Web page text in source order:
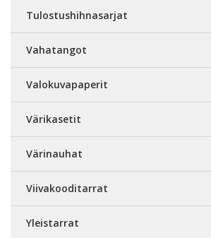
Tulostushihnasarjat
Vahatangot
Valokuvapaperit
Värikasetit
Värinauhat
Viivakooditarrat
Yleistarrat